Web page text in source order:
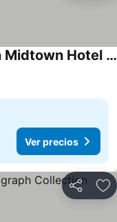
Vignette Collection Sindhorn Midtown Hotel Bangkok By Ihg
Ver precios
Compartir